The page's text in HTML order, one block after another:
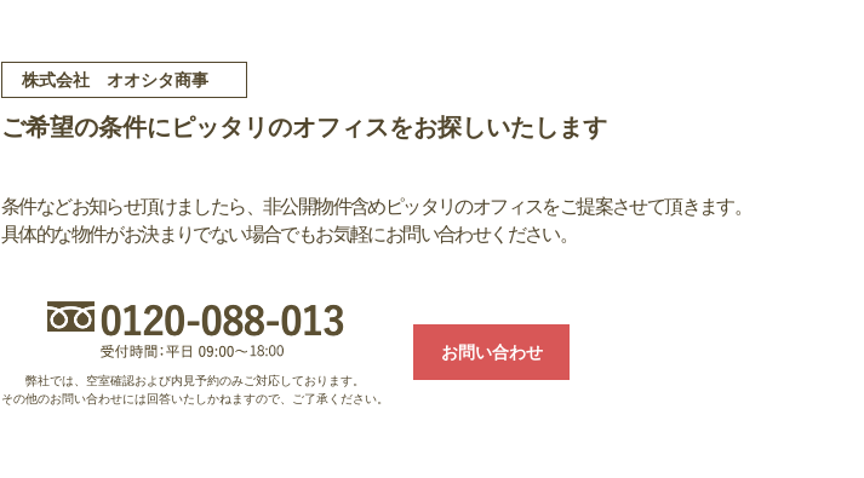
株式会社 オオシタ商事
ご希望の条件にピッタリのオフィスをお探しいたします
条件などお知らせ頂けましたら、非公開物件含めピッタリのオフィスをご提案させて頂きます。
具体的な物件がお決まりでない場合でもお気軽にお問い合わせください。
弊社では、空室確認および内見予約のみご対応しております。
その他のお問い合わせには回答いたしかねますので、ご了承ください。
お問い合わせ